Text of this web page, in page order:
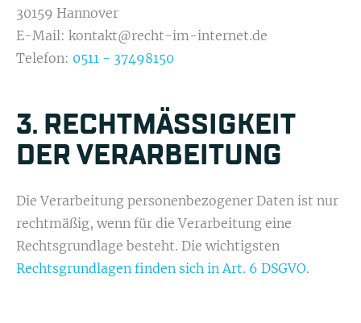
30159 Hannover
E-Mail: kontakt@recht-im-internet.de
Telefon: 0511 - 37498150
3. RECHT­MÄSSIGKEIT D
ER VERAR­BEITUNG
Die Verarbeitung personenbezogener Daten ist nur
rechtmäßig, wenn für die Verarbeitung eine
Rechtsgrundlage besteht. Die wichtigsten
Rechtsgrundlagen finden sich in Art. 6 DSGVO.